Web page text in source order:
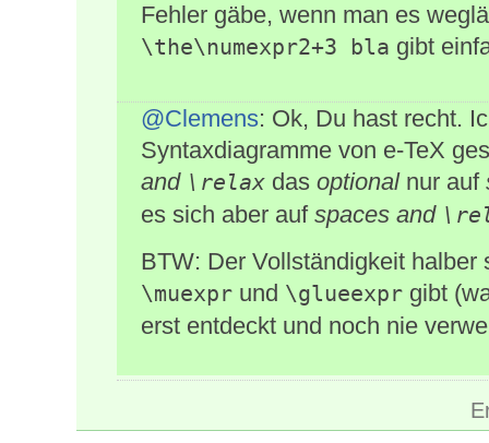
Fehler gäbe, wenn man es
\the\numexpr2+3 bla gibt
@Clemens: Ok, Du hast recht.
Syntaxdiagramme von e-TeX
and \relax das optionalnur auf
es sich aber auf spaces and
BTW: Der Vollständigkeit
\muexpr und \glueexpr gibt
erst entdeckt und noch nie